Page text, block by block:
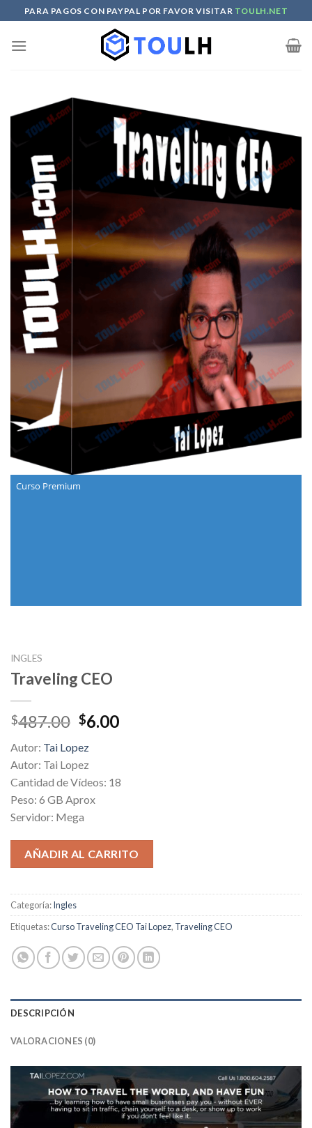
to
content
PARA PAGOS CON PAYPAL POR FAVOR VISITAR TOULH.NET
Curso Premium
INGLES
Traveling CEO
$487.00 Original
was:
$487.00.
$6.00Current
Autor: Tai Lopez
Autor: Tai Lopez
Cantidad de Vídeos: 18
Peso: 6 GB Aprox
Servidor: Mega
AÑADIR AL CARRITO
Categoría:Ingles
Etiquetas:Curso Traveling CEO Tai Lopez, Traveling CEO
DESCRIPCIÓN
VALORACIONES (0)